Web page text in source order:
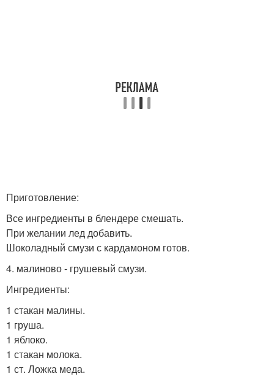
Приготовление:
Все ингредиенты в блендере смешать.
При желании лед добавить.
Шоколадный смузи с кардамоном готов.
4. малиново - грушевый смузи.
Ингредиенты:
1 стакан малины.
1 груша.
1 яблоко.
1 стакан молока.
1 ст. Ложка меда.